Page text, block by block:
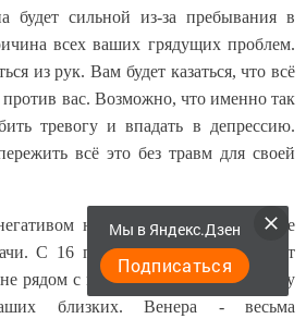
будет сильной из-за пребывания в
всех ваших грядущих проблем.
из рук. Вам будет казаться, что всё
вас. Возможно, что именно так
тревогу и впадать в депрессию.
всё это без травм для своей
на негатив, если не хотите
С 16 по 22 октября жизнь будет
рядом с вами. Не завидуйте никому
близких. Венера - весьма
Мы в Яндекс.Дзен
Подписаться